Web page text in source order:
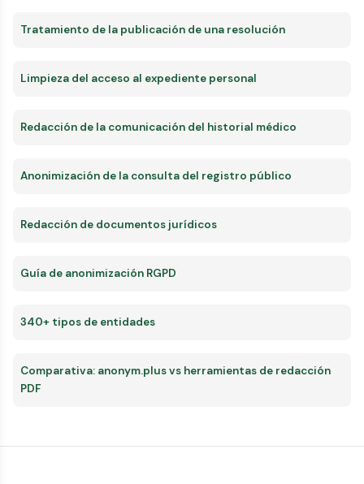
Tratamiento de la publicación de una resolución
Limpieza del acceso al expediente personal
Redacción de la comunicación del historial médico
Anonimización de la consulta del registro público
Redacción de documentos jurídicos
Guía de anonimización RGPD
340+ tipos de entidades
Comparativa: anonym.plus vs herramientas de redacción
PDF